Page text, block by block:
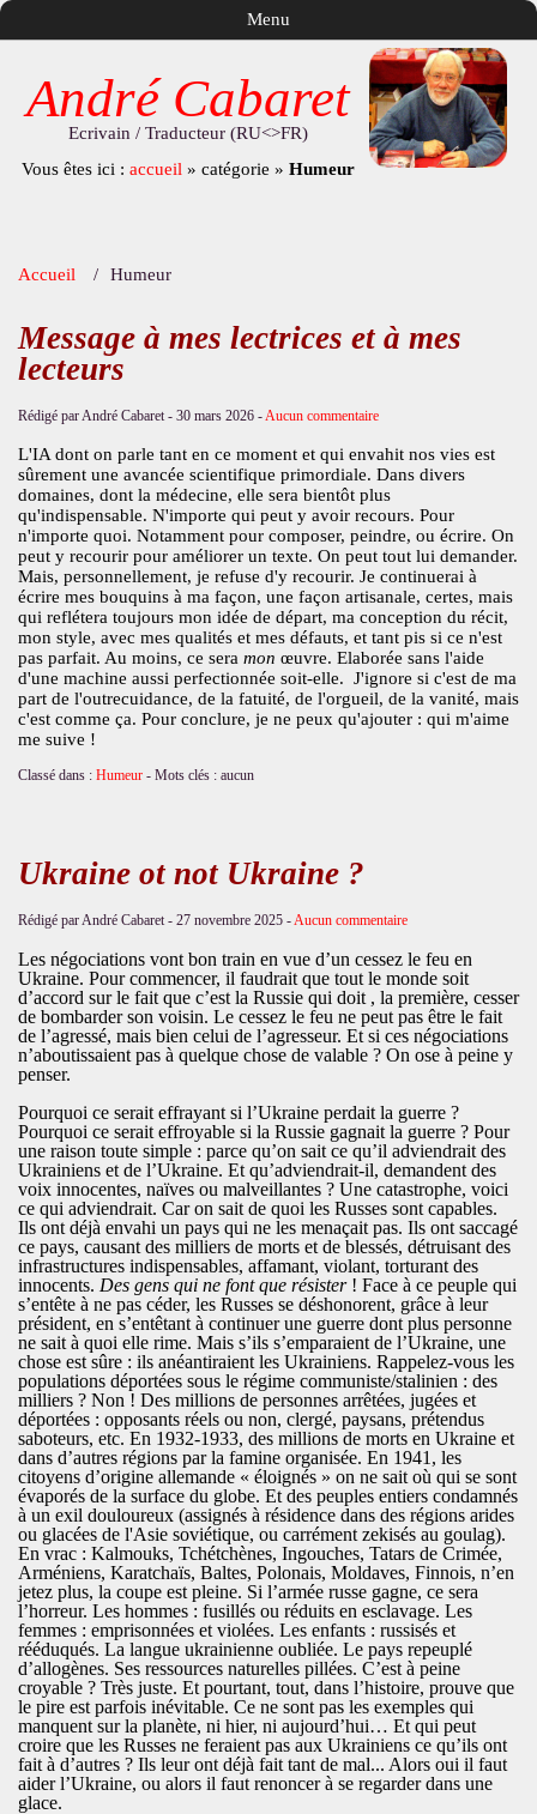
André Cabaret
Ecrivain / Traducteur (RU<>FR)
Vous êtes ici : accueil » catégorie » Humeur
Menu
Accueil Humeur
Message à mes lectrices et à mes
lecteurs
Rédigé par André Cabaret - 30 mars 2026-Aucun commentaire
L'IA dont on parle tant en ce moment et qui envahit nos vies est
sûrement une avancée scientifique primordiale. Dans divers
domaines, dont la médecine, elle sera bientôt plus
qu'indispensable. N'importe qui peut y avoir recours. Pour
n'importe quoi. Notamment pour composer, peindre, ou écrire. On
peut y recourir pour améliorer un texte. On peut tout lui demander.
Mais, personnellement, je refuse d'y recourir. Je continuerai à
écrire mes bouquins à ma façon, une façon artisanale, certes, mais
qui reflétera toujours mon idée de départ, ma conception du récit,
mon style, avec mes qualités et mes défauts, et tant pis si ce n'est
pas parfait. Au moins, ce sera mon œuvre. Elaborée sans l'aide
d'une machine aussi perfectionnée soit-elle. J'ignore si c'est de ma
part de l'outrecuidance, de la fatuité, de l'orgueil, de la vanité, mais
c'est comme ça. Pour conclure, je ne peux qu'ajouter : qui m'aime
me suive !
Classé dans : Humeur- Mots clés : aucun
Ukraine ot not Ukraine ?
Rédigé par André Cabaret - 27 novembre 2025- Aucun commentaire
Les négociations vont bon train en vue d’un cessez le feu en
Ukraine. Pour commencer, il faudrait que tout le monde soit
d’accord sur le fait que c’est la Russie qui doit , la première, cesser
de bombarder son voisin. Le cessez le feu ne peut pas être le fait
de l’agressé, mais bien celui de l’agresseur. Et si ces négociations
n’aboutissaient pas à quelque chose de valable ? On ose à peine y
penser.
Pourquoi ce serait effrayant si l’Ukraine perdait la guerre ?
Pourquoi ce serait effroyable si la Russie gagnait la guerre ? Pour
une raison toute simple : parce qu’on sait ce qu’il adviendrait des
Ukrainiens et de l’Ukraine. Et qu’adviendrait-il, demandent des
voix innocentes, naïves ou malveillantes ? Une catastrophe, voici
ce qui adviendrait. Car on sait de quoi les Russes sont capables.
Ils ont déjà envahi un pays qui ne les menaçait pas. Ils ont saccagé
ce pays, causant des milliers de morts et de blessés, détruisant des
infrastructures indispensables, affamant, violant, torturant des
innocents. Des gens qui ne font que résister! Face à ce peuple qui
s’entête à ne pas céder, les Russes se déshonorent, grâce à leur
président, en s’entêtant à continuer une guerre dont plus personne
ne sait à quoi elle rime. Mais s’ils s’emparaient de l’Ukraine, une
chose est sûre : ils anéantiraient les Ukrainiens. Rappelez-vous les
populations déportées sous le régime communiste/stalinien : des
milliers ? Non ! Des millions de personnes arrêtées, jugées et
déportées : opposants réels ou non, clergé, paysans, prétendus
saboteurs, etc. En 1932-1933, des millions de morts en Ukraine et
dans d’autres régions par la famine organisée. En 1941, les
citoyens d’origine allemande « éloignés » on ne sait où qui se sont
évaporés de la surface du globe. Et des peuples entiers condamnés
à un exil douloureux (assignés à résidence dans des régions arides
ou glacées de l'Asie soviétique, ou carrément zekisés au goulag).
En vrac : Kalmouks, Tchétchènes, Ingouches, Tatars de Crimée,
Arméniens, Karatchaïs, Baltes, Polonais, Moldaves, Finnois, n’en
jetez plus, la coupe est pleine. Si l’armée russe gagne, ce sera
l’horreur. Les hommes : fusillés ou réduits en esclavage. Les
femmes : emprisonnées et violées. Les enfants : russisés et
rééduqués. La langue ukrainienne oubliée. Le pays repeuplé
d’allogènes. Ses ressources naturelles pillées. C’est à peine
croyable ? Très juste. Et pourtant, tout, dans l’histoire, prouve que
le pire est parfois inévitable. Ce ne sont pas les exemples qui
manquent sur la planète, ni hier, ni aujourd’hui… Et qui peut
croire que les Russes ne feraient pas aux Ukrainiens ce qu’ils ont
fait à d’autres ? Ils leur ont déjà fait tant de mal... Alors oui il faut
aider l’Ukraine, ou alors il faut renoncer à se regarder dans une
glace.